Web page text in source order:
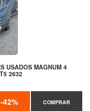
USADOS MAGNUM 4
2632
-42% COMPRAR